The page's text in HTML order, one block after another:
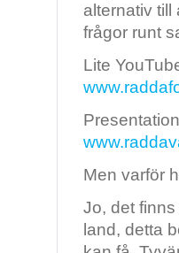
alternativ
frågor runt
Lite
Men varför
Jo, det
land, detta